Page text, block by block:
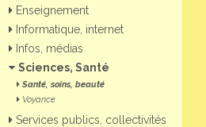
Enseignement
Informatique, internet
Infos, médias
Sciences, Santé
Santé, soins, beauté
Voyance
Services publics, collectivités